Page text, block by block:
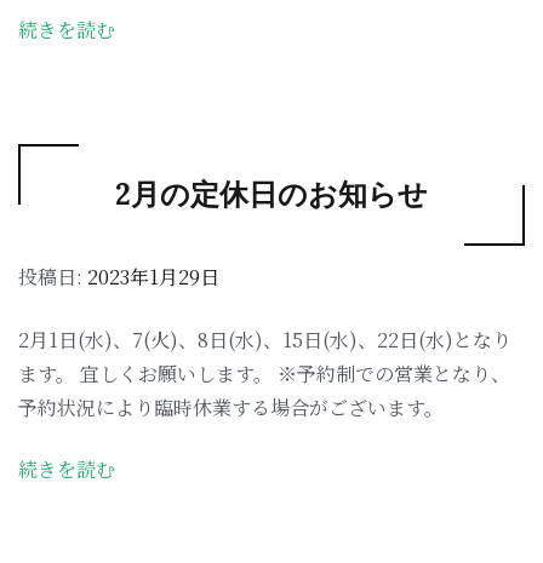
続きを読む
2月の定休日のお知らせ
投稿日: 2023年1月29日
2月1日(水)、7(火)、8日(水)、15日(水)、22日(水)となり
ます。 宜しくお願いします。 ※予約制での営業となり、
予約状況により臨時休業する場合がございます。
続きを読む